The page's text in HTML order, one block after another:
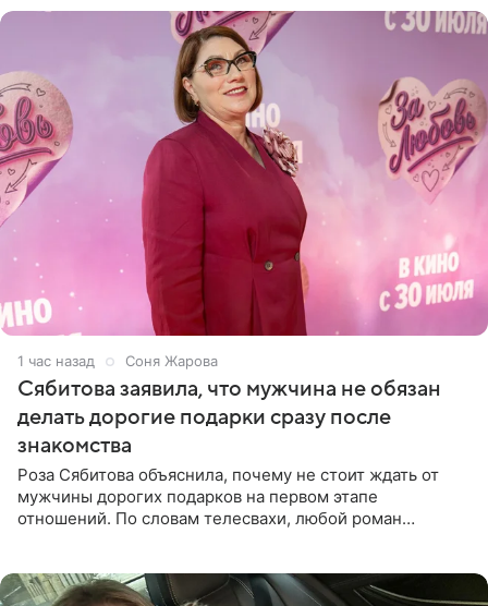
1 час назад Соня Жарова
Сябитова заявила, что мужчина не обязан
делать дорогие подарки сразу после
знакомства
Роза Сябитова объяснила, почему не стоит ждать от
мужчины дорогих подарков на первом этапе
отношений. По словам телесвахи, любой роман